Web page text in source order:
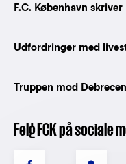
F.C. København
Udfordringer med
Truppen mod
Følg FCK på sociale